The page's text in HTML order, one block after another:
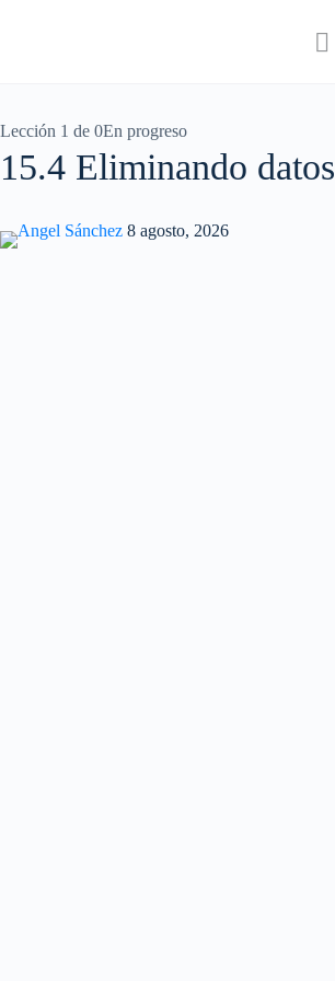
Lección 1 de 0En progreso
15.4 Eliminando datos
Angel Sánchez 8 agosto, 2026